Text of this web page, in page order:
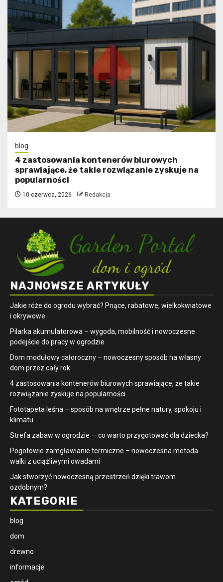
blog
4 zastosowania kontenerów biurowych
sprawiające, że takie rozwiązanie zyskuje na
popularności
10 czerwca, 2026 Redakcja
NAJNOWSZE ARTYKUŁY
Jakie róże do ogrodu wybrać? Pnące, rabatowe, wielkokwiatowe
i okrywowe
Pilarka akumulatorowa – wygoda, mobilność i nowoczesne
podejście do pracy w ogrodzie
Dom modułowy całoroczny – nowoczesny sposób na własny
dom przez cały rok
4 zastosowania kontenerów biurowych sprawiające, że takie
rozwiązanie zyskuje na popularności
​Fototapeta leśna – sposób na wnętrze pełne natury, spokoju i
klimatu
Strefa zabaw w ogrodzie — co warto przygotować dla dziecka?
Pogotowie zamgławianie termiczne – nowoczesna metoda
walki z uciążliwymi owadami
Jak stworzyć nowoczesną przestrzeń dzięki trawom
ozdobnym?
KATEGORIE
blog
dom
drewno
informacje